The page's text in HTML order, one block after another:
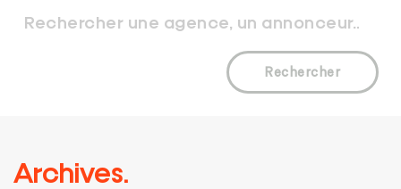
Rechercher
Archives.